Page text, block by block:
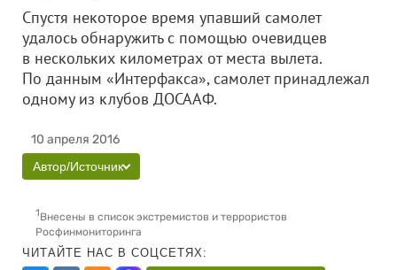
Спустя некоторое время упавший самолет
удалось обнаружить с помощью очевидцев
в нескольких километрах от места вылета.
По данным «Интерфакса», самолет принадлежал
одному из клубов ДОСААФ.
10 апреля 2016
Автор/Источник
1Внесены в список экстремистов и террористов
Росфинмониторинга
ЧИТАЙТЕ НАС В СОЦСЕТЯХ: